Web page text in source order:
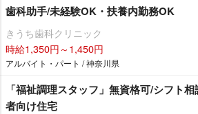
歯科助手/未経験OK・扶養内勤務OK
きうち歯科クリニック
時給1,350円～1,450円
アルバイト・パート / 神奈川県
「福祉調理スタッフ」無資格可/シフト
者向け住宅